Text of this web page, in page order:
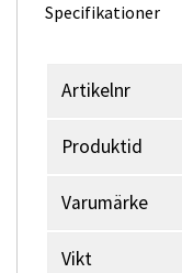
Specifikationer
Artikelnr
Produktid
Varumärke
Vikt